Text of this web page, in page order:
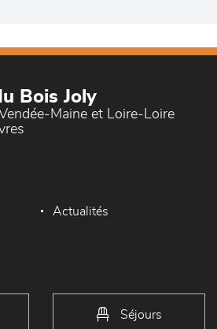
Bois Joly
Maine et Loire-Loire
Actualités
Séjours